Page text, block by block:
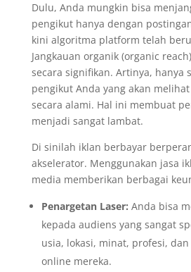
Dulu, Anda mungkin bisa
pengikut hanya dengan
kini algoritma platform telah
Jangkauan organik (organic
secara signifikan. Artinya, hanya
pengikut Anda yang akan
secara alami. Hal ini membuat
menjadi sangat lambat.
Di sinilah iklan berbayar
akselerator. Menggunakan jasa
media memberikan berbagai
Penargetan Laser: Anda bisa
kepada audiens yang sangat
usia, lokasi, minat, profesi,
online mereka.